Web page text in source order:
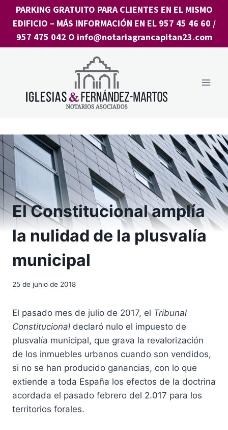
Saltar
contenido
PARKING GRATUITO PARA CLIENTES EN EL MISMO
EDIFICIO – MÁS INFORMACIÓN EN EL 957 45 46 60 /
957 475 042 O info@notariagrancapitan23.com
El Constitucional amplía
la nulidad de la plusvalía
municipal
25 de junio de 2018
El pasado mes de julio de 2017, el Tribunal
Constitucional declaró nulo el impuesto de
plusvalía municipal, que grava la revalorización
de los inmuebles urbanos cuando son vendidos,
si no se han producido ganancias, con lo que
extiende a toda España los efectos de la doctrina
acordada el pasado febrero del 2.017 para los
territorios forales.